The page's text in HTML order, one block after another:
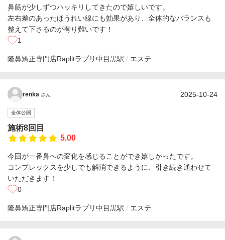
鼻筋が少しずつハッキリしてきたので嬉しいです。
左右差のあったほうれい線にも効果があり、全体的なバランスも
整えて下さるのが有り難いです！
1
隆鼻矯正専門店Raplitラプリ中目黒駅 エステ
renka さん 2025-10-24
全体公開
施術8回目
5.00
今回が一番鼻への変化を感じることができ嬉しかったです。
コンプレックスを少しでも解消できるように、引き続き通わせて
いただきます！
0
隆鼻矯正専門店Raplitラプリ中目黒駅 エステ